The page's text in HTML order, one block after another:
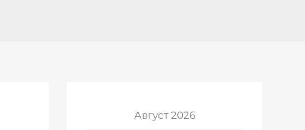
Август 2026